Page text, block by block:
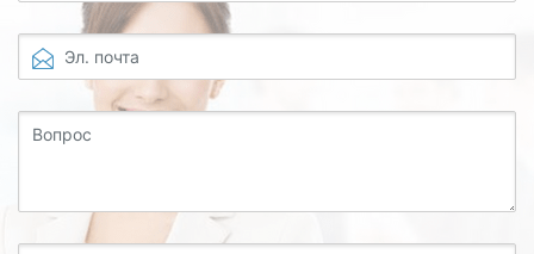
Эл. почта
Вопрос